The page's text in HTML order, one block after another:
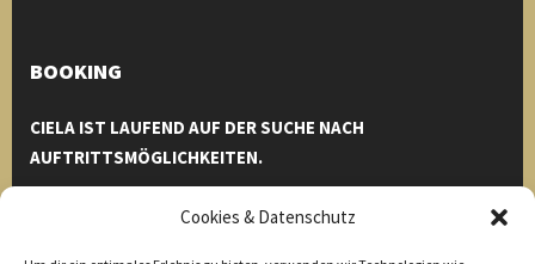
Cookies & Datenschutz
BOOKING
CIELA IST LAUFEND AUF DER SUCHE NACH
AUFTRITTSMÖGLICHKEITEN.
Einfach bei uns melden und wir helfen euch euren Event zu